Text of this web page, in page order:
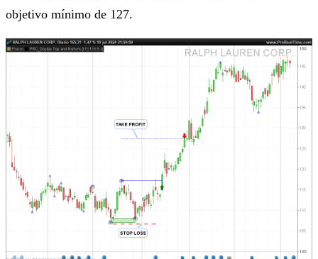
objetivo mínimo de 127.